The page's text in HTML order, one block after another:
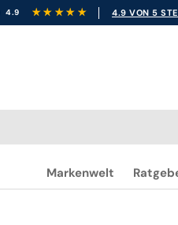
4.9 4.9 VON 5
Markenwelt